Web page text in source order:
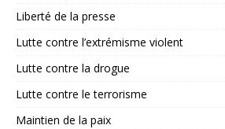
Liberté de la presse
Lutte contre l’extrémisme violent
Lutte contre la drogue
Lutte contre le terrorisme
Maintien de la paix